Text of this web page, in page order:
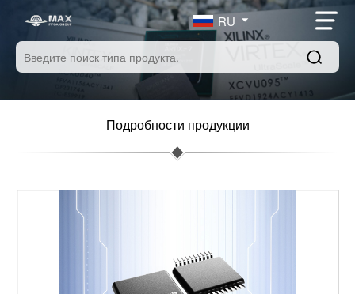
RU
Подробности продукции